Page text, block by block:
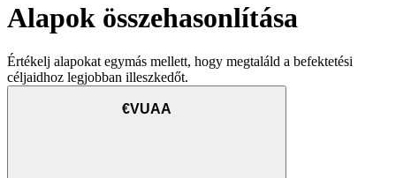
Alapok összehasonlítása
Értékelj alapokat egymás mellett, hogy megtaláld a befektetési
céljaidhoz legjobban illeszkedőt.
€VUAA